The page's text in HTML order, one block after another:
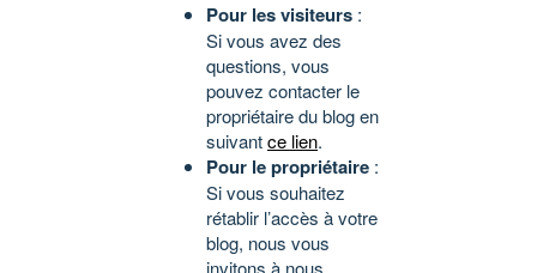
Pour les visiteurs :
Si vous avez des
questions, vous
pouvez contacter le
propriétaire du blog en
suivantce lien.
Pour le propriétaire :
Si vous souhaitez
rétablir l’accès à votre
blog, nous vous
invitons à nous